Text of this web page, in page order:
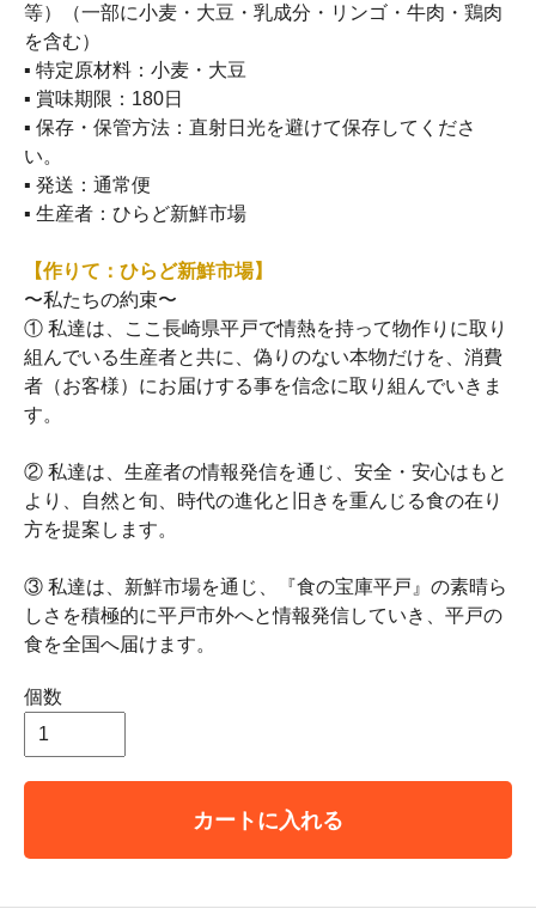
等）（一部に小麦・大豆・乳成分・リンゴ・牛肉・鶏肉
を含む）
▪ 特定原材料：小麦・大豆
▪ 賞味期限：180日
▪ 保存・保管方法：直射日光を避けて保存してくださ
い。
▪ 発送：通常便
▪ 生産者：ひらど新鮮市場
【作りて：ひらど新鮮市場】
〜私たちの約束〜
① 私達は、ここ長崎県平戸で情熱を持って物作りに取り
組んでいる生産者と共に、偽りのない本物だけを、消費
者（お客様）にお届けする事を信念に取り組んでいきま
す。
② 私達は、生産者の情報発信を通じ、安全・安心はもと
より、自然と旬、時代の進化と旧きを重んじる食の在り
方を提案します。
③ 私達は、新鮮市場を通じ、『食の宝庫平戸』の素晴ら
しさを積極的に平戸市外へと情報発信していき、平戸の
食を全国へ届けます。
個数
カートに入れる